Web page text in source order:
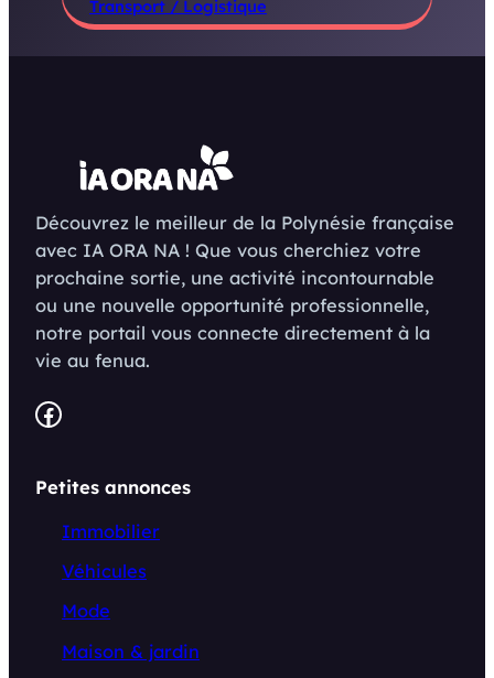
Transport / Logistique
Découvrez le meilleur de la Polynésie française
avec IA ORA NA ! Que vous cherchiez votre
prochaine sortie, une activité incontournable
ou une nouvelle opportunité professionnelle,
notre portail vous connecte directement à la
vie au fenua.
Facebook
Petites annonces
Immobilier
Véhicules
Mode
Maison & jardin